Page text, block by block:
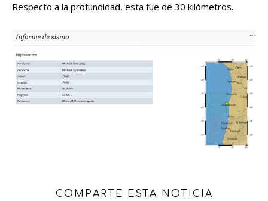
Respecto a la profundidad, esta fue de 30 kilómetros.
COMPARTE ESTA NOTICIA